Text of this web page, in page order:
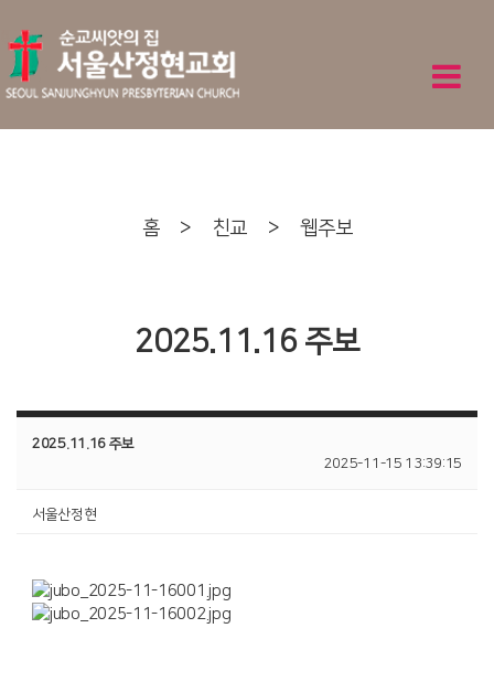
홈 > 친교 > 웹주보
2025.11.16 주보
2025.11.16 주보
2025-11-15 13:39:15
서울산정현